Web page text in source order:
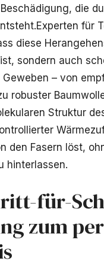
die
für
diese
sondern auch
– von
robuster
Struktur
den Fasern löst,
hinterlassen.
für-
zum